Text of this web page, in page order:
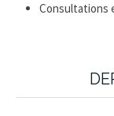
Consultations